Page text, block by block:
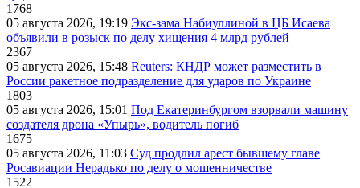
1768
05 августа 2026, 19:19 Экс-зама Набиуллиной в ЦБ Исаева
объявили в розыск по делу хищения 4 млрд рублей
2367
05 августа 2026, 15:48 Reuters: КНДР может разместить в
России ракетное подразделение для ударов по Украине
1803
05 августа 2026, 15:01 Под Екатеринбургом взорвали машину
создателя дрона «Упырь», водитель погиб
1675
05 августа 2026, 11:03 Суд продлил арест бывшему главе
Росавиации Нерадько по делу о мошенничестве
1522